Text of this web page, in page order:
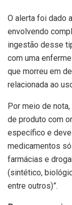
O alerta foi dado
envolvendo
ingestão desse
com uma
que morreu em
relacionada ao
Por meio de
de produto com
específico e deve
medicamentos
farmácias e
(sintético,
entre outros)”.